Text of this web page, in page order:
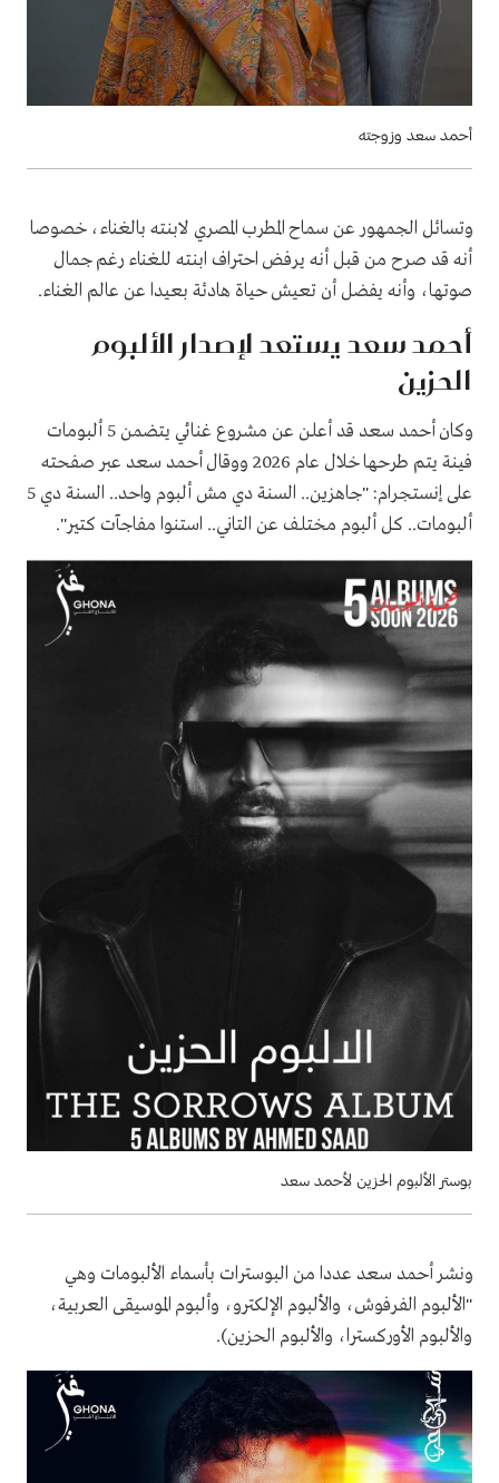
أحمد سعد وزوجته
وتسائل الجمهور عن سماح المطرب المصري لابنته بالغناء، خصوصا
أنه قد صرح من قبل أنه يرفض احتراف ابنته للغناء رغم جمال
صوتها، وأنه يفضل أن تعيش حياة هادئة بعيدا عن عالم الغناء.
أحمد سعد يستعد لإصدار الألبوم
الحزين
وكان أحمد سعد قد أعلن عن مشروع غنائي يتضمن 5 ألبومات
فينة يتم طرحها خلال عام 2026 ووقال أحمد سعد عبر صفحته
على إنستجرام: "جاهزين.. السنة دي مش ألبوم واحد.. السنة دي 5
ألبومات.. كل ألبوم مختلف عن التاني.. استنوا مفاجآت كتير".
بوستر الألبوم الحزين لأحمد سعد
ونشر أحمد سعد عددا من البوسترات بأسماء الألبومات وهي
"الألبوم الفرفوش، والألبوم الإلكترو، وألبوم الموسيقى العربية،
والألبوم الأوركسترا، والألبوم الحزين).